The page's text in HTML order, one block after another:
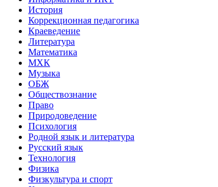
История
Коррекционная педагогика
Краеведение
Литература
Математика
МХК
Музыка
ОБЖ
Обществознание
Право
Природоведение
Психология
Родной язык и литература
Русский язык
Технология
Физика
Физкультура и спорт